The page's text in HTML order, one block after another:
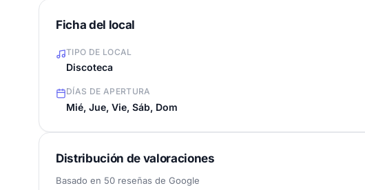
Ficha del local
TIPO DE LOCAL
Discoteca
DÍAS DE APERTURA
Mié, Jue, Vie, Sáb, Dom
Distribución de valoraciones
Basado en 50 reseñas de Google